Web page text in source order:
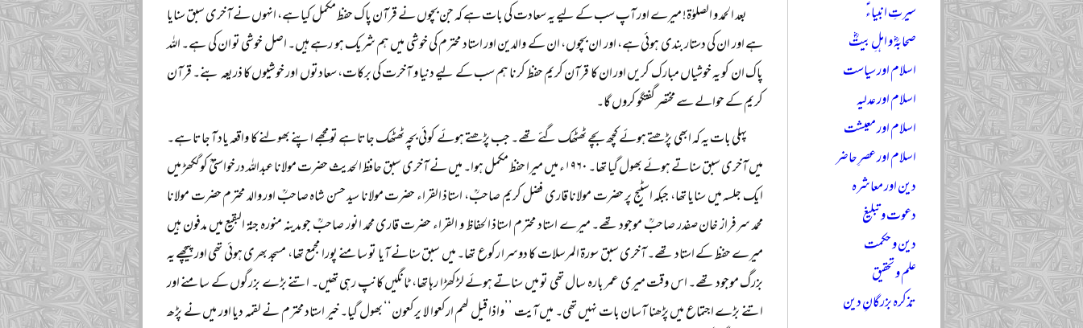
بعد الحمد و الصلوٰۃ! میرے اور آپ سب کے لیے یہ سعادت کی بات ہے کہ جن بچوں نے قرآن پاک حفظ مکمل کیا ہے، انہوں نے آخری سبق سنایا
ہے اور ان کی دستار بندی ہوئی ہے، اور ان بچوں، ان کے والدین اور استاد محترم کی خوشی میں ہم شریک ہو رہے ہیں۔ اصل خوشی تو ان کی ہے۔ اللہ
پاک ان کو یہ خوشیاں مبارک کریں اور ان کا قرآن کریم حفظ کرنا ہم سب کے لیے دنیا و آخرت کی برکات، سعادتوں اور خوشیوں کا ذریعہ بنے۔ قرآن
کریم کے حوالے سے مختصر گفتگو کروں گا۔
پہلی بات یہ کہ ابھی پڑھتے ہوئے کچھ بچے ٹھٹھک گئے تھے۔ جب پڑھتے ہوئے کوئی بچہ ٹھٹھک جاتا ہے تو مجھے اپنے بھولنے کا واقعہ یاد آ جاتا ہے۔
میں آخری سبق سناتے ہوئے بھول گیا تھا۔ ۱۹۶۰ء میں میرا حفظ مکمل ہوا۔ میں نے آخری سبق حافظ الحدیث حضرت مولانا عبداللہ درخواستیؒ کو گکھڑ میں
ایک جلسہ میں سنایا تھا، جبکہ اسٹیج پر حضرت مولانا قاری فضل کریم صاحبؒ، استاذ القراء حضرت مولانا سید حسن شاہ صاحبؒ اور والد محترم حضرت مولانا
محمد سرفراز خان صفدر صاحبؒ موجود تھے۔ میرے استاد محترم استاذ الحفاظ و القراء حضرت قاری محمد انور صاحبؒ جو مدینہ منورہ جنۃ البقیع میں مدفون ہیں
میرے حفظ کے استاد تھے۔ آخری سبق سورۃ المرسلات کا دوسرا رکوع تھا۔ میں سبق سنانے آیا تو سامنے پورا مجمع تھا، مسجد بھری ہوئی تھی اور پیچھے یہ
بزرگ موجود تھے۔ اس وقت میری عمر بارہ سال تھی تو میں سناتے ہوئے لڑکھڑا رہا تھا، ٹانگیں کانپ رہی تھیں۔ اتنے بڑے بزرگوں کے سامنے اور
اتنے بڑے اجتماع میں پڑھنا آسان بات نہیں تھی۔ میں آیت ’’واذا قیل لھم ارکعوا لا یرکعون‘‘ بھول گیا۔ خیر استاد محترم نے لقمہ دیا اور میں نے پڑھ
سیرتِ انبیاءؑ
صحابہؓ و اہلِ بیتؓ
اسلام اور سیاست
اسلام اور عدلیہ
اسلام اور معیشت
اسلام اور عصرِ حاضر
دین اور معاشرہ
دعوت و تبلیغ
دین و حکمت
علم و تحقیق
تذکرہ بزرگانِ دین